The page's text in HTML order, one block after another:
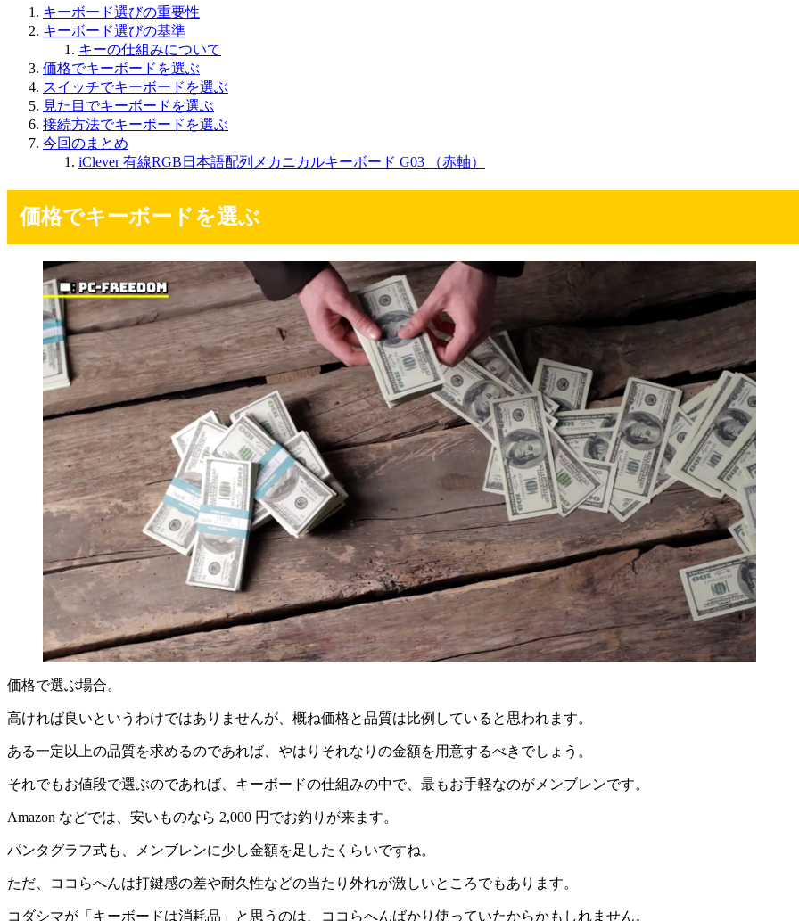
キーボード選びの重要性
キーボード選びの基準
キーの仕組みについて
価格でキーボードを選ぶ
スイッチでキーボードを選ぶ
見た目でキーボードを選ぶ
接続方法でキーボードを選ぶ
今回のまとめ
iClever 有線RGB日本語配列メカニカルキーボード G03 （赤軸）
価格でキーボードを選ぶ
価格で選ぶ場合。
高ければ良いというわけではありませんが、概ね価格と品質は比例していると思われます。
ある一定以上の品質を求めるのであれば、やはりそれなりの金額を用意するべきでしょう。
それでもお値段で選ぶのであれば、キーボードの仕組みの中で、最もお手軽なのがメンブレンです。
Amazon などでは、安いものなら 2,000 円でお釣りが来ます。
パンタグラフ式も、メンブレンに少し金額を足したくらいですね。
ただ、ココらへんは打鍵感の差や耐久性などの当たり外れが激しいところでもあります。
コダシマが「キーボードは消耗品」と思うのは、ココらへんばかり使っていたからかもしれません。